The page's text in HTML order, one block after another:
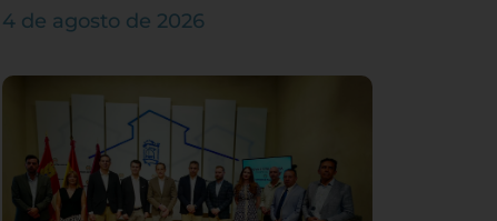
4 de agosto de 2026